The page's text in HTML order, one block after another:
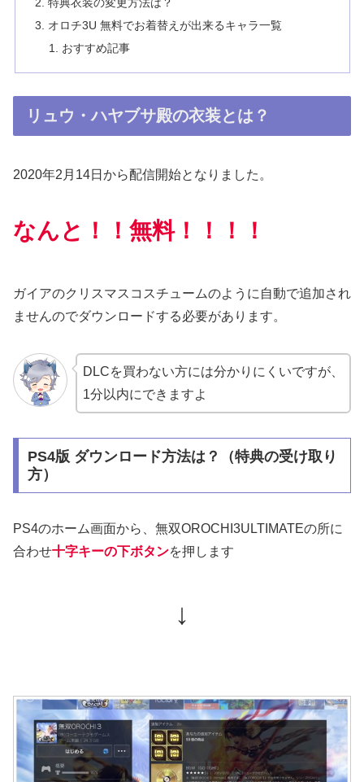
特典衣装の変更方法は？
オロチ3U 無料でお着替えが出来るキャラ一覧
おすすめ記事
リュウ・ハヤブサ殿の衣装とは？
2020年2月14日から配信開始となりました。
なんと！！無料！！！！
ガイアのクリスマスコスチュームのように自動で追加され
ませんのでダウンロードする必要があります。
DLCを買わない方には分かりにくいですが、
1分以内にできますよ
PS4版 ダウンロード方法は？（特典の受け取り
方）
PS4のホーム画面から、無双OROCHI3ULTIMATEの所に
合わせ十字キーの下ボタンを押します
↓